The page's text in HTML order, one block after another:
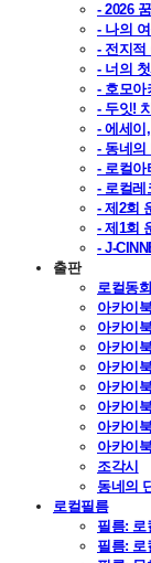
- 2026
- 나의
- 전지적
- 너의
- 호모아
- 두잇!
- 에세이
- 동네의
- 로컬아
- 로컬레
- 제2회
- 제1회
- J-
출판
로컬동
아카이
아카이
아카이
아카이
아카이
아카이
아카이
아카이
조각시
동네의
로컬필름
필름: 로
필름: 로